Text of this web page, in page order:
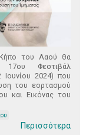
του Λαού θα
17ου Φεστιβάλ
2024) που
του εορτασμού
και Εικόνας του
Περισσότερα